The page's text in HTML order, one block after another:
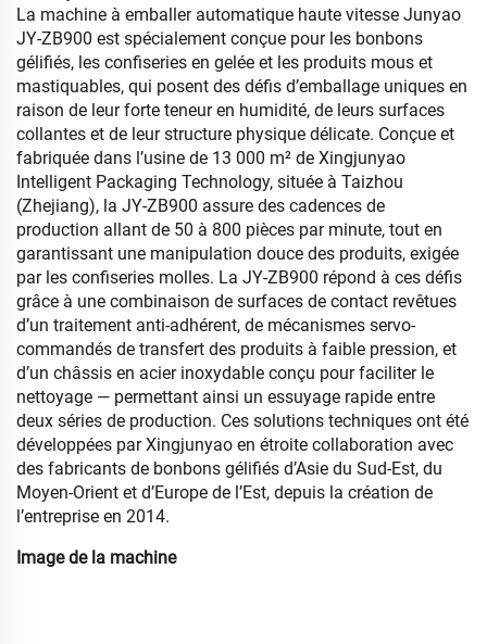
La machine à emballer automatique haute vitesse Junyao
JY-ZB900 est spécialement conçue pour les bonbons
gélifiés, les confiseries en gelée et les produits mous et
mastiquables, qui posent des défis d’emballage uniques en
raison de leur forte teneur en humidité, de leurs surfaces
collantes et de leur structure physique délicate. Conçue et
fabriquée dans l’usine de 13 000 m² de Xingjunyao
Intelligent Packaging Technology, située à Taizhou
(Zhejiang), la JY-ZB900 assure des cadences de
production allant de 50 à 800 pièces par minute, tout en
garantissant une manipulation douce des produits, exigée
par les confiseries molles. La JY-ZB900 répond à ces défis
grâce à une combinaison de surfaces de contact revêtues
d’un traitement anti-adhérent, de mécanismes servo-
commandés de transfert des produits à faible pression, et
d’un châssis en acier inoxydable conçu pour faciliter le
nettoyage — permettant ainsi un essuyage rapide entre
deux séries de production. Ces solutions techniques ont été
développées par Xingjunyao en étroite collaboration avec
des fabricants de bonbons gélifiés d’Asie du Sud-Est, du
Moyen-Orient et d’Europe de l’Est, depuis la création de
l’entreprise en 2014.
Image de la machine